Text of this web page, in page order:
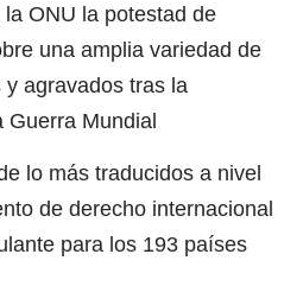
ONU la potestad de
una amplia variedad de
agravados tras la
Guerra Mundial
lo más traducidos a nivel
de derecho internacional
para los 193 países